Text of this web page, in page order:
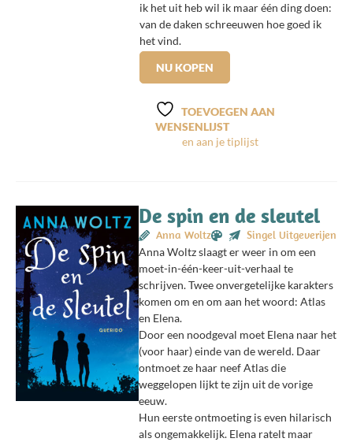
ik het uit heb wil ik maar één ding doen:
van de daken schreeuwen hoe goed ik
het vind.
NU KOPEN
TOEVOEGEN AAN
WENSENLIJST
De spin en de sleutel
Anna Woltz Singel Uitgeverijen
Anna Woltz slaagt er weer in om een
moet-in-één-keer-uit-verhaal te
schrijven. Twee onvergetelijke karakters
komen om en om aan het woord: Atlas
en Elena.
Door een noodgeval moet Elena naar het
(voor haar) einde van de wereld. Daar
ontmoet ze haar neef Atlas die
weggelopen lijkt te zijn uit de vorige
eeuw.
Hun eerste ontmoeting is even hilarisch
als ongemakkelijk. Elena ratelt maar